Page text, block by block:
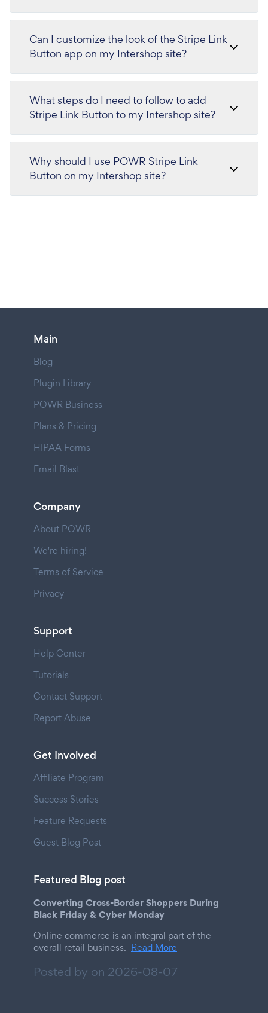
Can I customize the look of the Stripe Link
Button app on my Intershop site?
What steps do I need to follow to add
Stripe Link Button to my Intershop site?
Why should I use POWR Stripe Link
Button on my Intershop site?
Main
Blog
Plugin Library
POWR Business
Plans & Pricing
HIPAA Forms
Email Blast
Company
About POWR
We're hiring!
Terms of Service
Privacy
Support
Help Center
Tutorials
Contact Support
Report Abuse
Get Involved
Affiliate Program
Success Stories
Feature Requests
Guest Blog Post
Featured Blog post
Converting Cross-Border Shoppers During
Black Friday & Cyber Monday
Online commerce is an integral part of the
overall retail business. Read More
Posted by on 2026-08-07